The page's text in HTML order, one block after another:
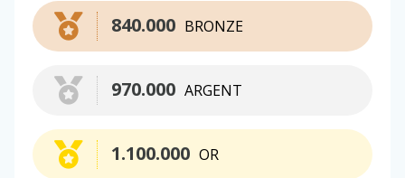
BRONZE
840.000
ARGENT
970.000
OR
1.100.000